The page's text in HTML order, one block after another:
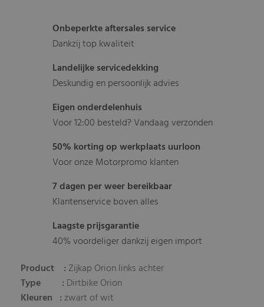
Onbeperkte aftersales service
Dankzij top kwaliteit
Landelijke servicedekking
Deskundig en persoonlijk advies
Eigen onderdelenhuis
Voor 12:00 besteld? Vandaag verzonden
50% korting op werkplaats uurloon
Voor onze Motorpromo klanten
7 dagen per weer bereikbaar
Klantenservice boven alles
Laagste prijsgarantie
40% voordeliger dankzij eigen import
Product : Zijkap Orion links achter
Type : Dirtbike Orion
Kleuren : zwart of wit